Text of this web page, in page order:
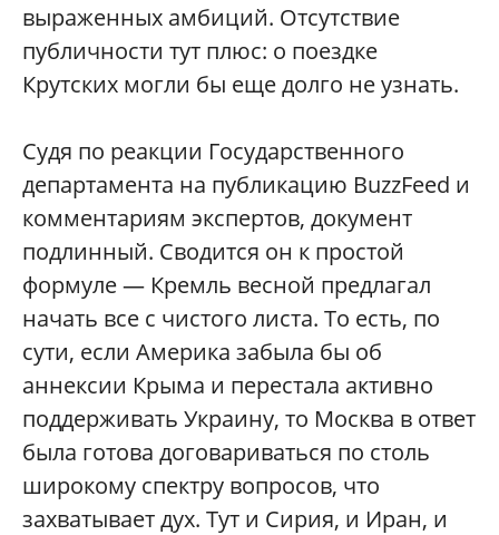
выраженных амбиций. Отсутствие
публичности тут плюс: о поездке
Крутских могли бы еще долго не узнать.
Судя по реакции Государственного
департамента на публикацию BuzzFeed и
комментариям экспертов, документ
подлинный. Сводится он к простой
формуле — Кремль весной предлагал
начать все с чистого листа. То есть, по
сути, если Америка забыла бы об
аннексии Крыма и перестала активно
поддерживать Украину, то Москва в ответ
была готова договариваться по столь
широкому спектру вопросов, что
захватывает дух. Тут и Сирия, и Иран, и